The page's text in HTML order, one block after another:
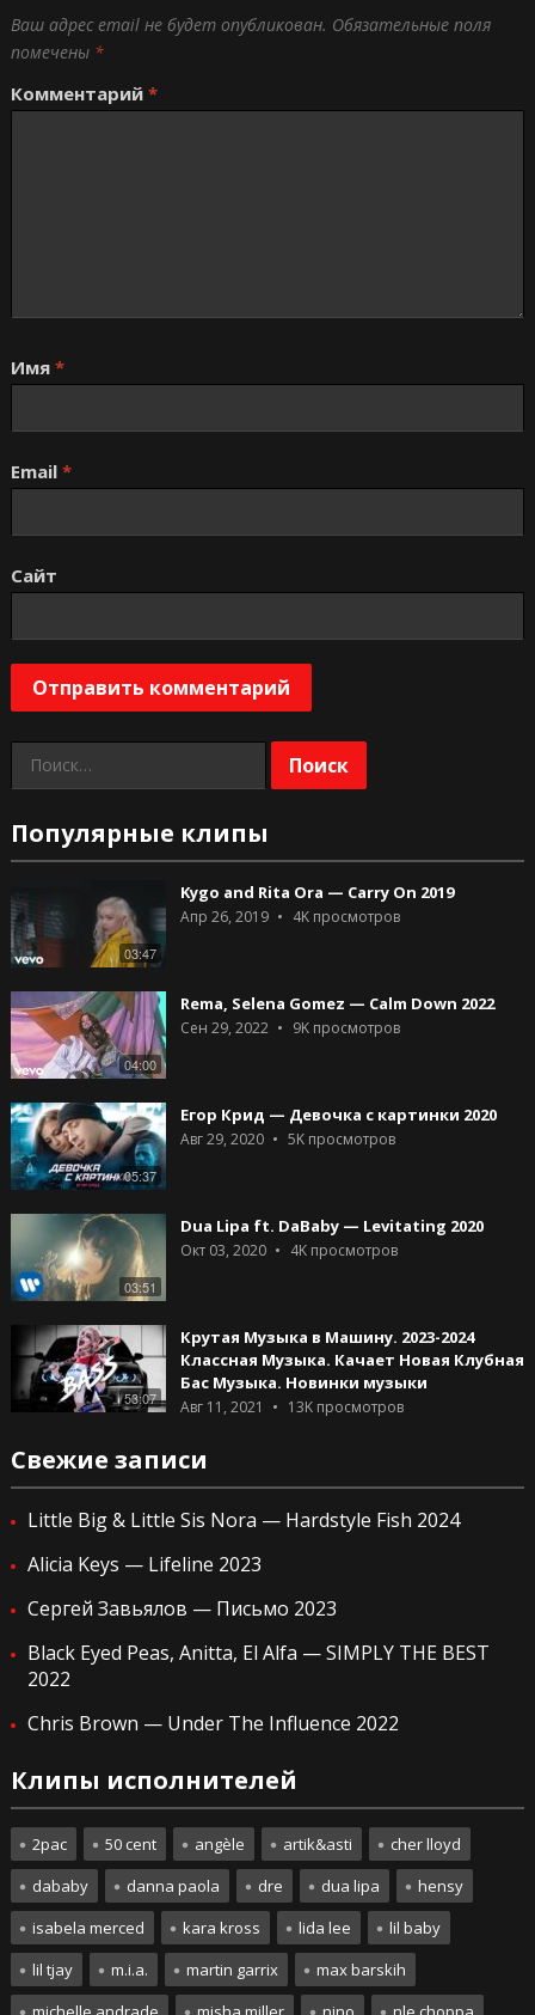
Ваш адрес email не будет опубликован. Обязательные поля
помечены *
Комментарий *
Имя *
Email *
Сайт
Найти:
Популярные клипы
03:47
Kygo and Rita Ora — Carry On 2019
Апр 26, 2019 4Kпросмотров
04:00
Rema, Selena Gomez — Calm Down 2022
Сен 29, 2022 9Kпросмотров
05:37
Егор Крид — Девочка с картинки 2020
Авг 29, 2020 5Kпросмотров
03:51
Dua Lipa ft. DaBaby — Levitating 2020
Окт 03, 2020 4Kпросмотров
53:07
Крутая Музыка в Машину. 2023-2024
Классная Музыка. Качает Новая Клубная
Бас Музыка. Новинки музыки
Авг 11, 2021 13Kпросмотров
Свежие записи
Little Big & Little Sis Nora — Hardstyle Fish 2024
Alicia Keys — Lifeline 2023
Сергей Завьялов — Письмо 2023
Black Eyed Peas, Anitta, El Alfa — SIMPLY THE BEST
2022
Chris Brown — Under The Influence 2022
Клипы исполнителей
2pac 50 cent angèle artik&asti
cher lloyd
dababy
danna paola dre dua lipa
hensy
isabela merced
kara kross lida lee
lil baby
lil tjay
m.i.a. martin garrix
max barskih